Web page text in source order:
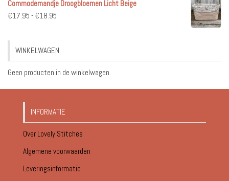
tot
Commodemandje Droogbloemen Licht Beige
€17.95 - €18.95
€18.95
WINKELWAGEN
Geen producten in de winkelwagen.
INFORMATIE
Over Lovely Stitches
Algemene voorwaarden
Leveringsinformatie